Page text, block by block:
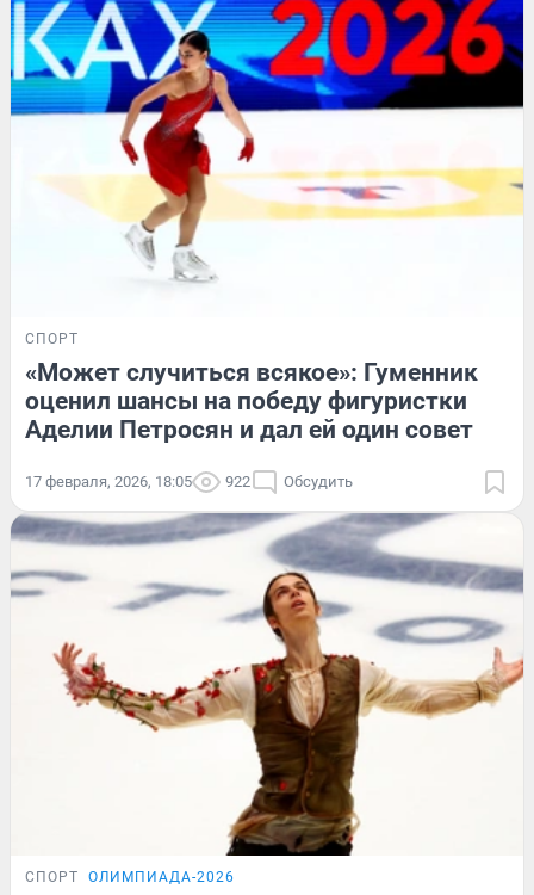
СПОРТ
«Может случиться всякое»: Гуменник
оценил шансы на победу фигуристки
Аделии Петросян и дал ей один совет
17 февраля, 2026, 18:05 922 Обсудить
СПОРТ ОЛИМПИАДА-2026